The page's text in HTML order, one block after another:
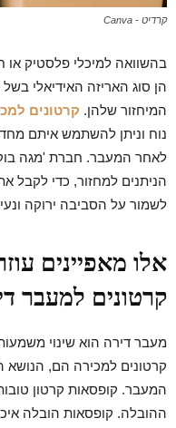
קרדיט - Canva
בהשוואה למיכלי פלסטיק או
הן סוג האריזה האידיאלי
המיחזור שלהן. קרטונים
נוח וניתן להשתמש איתם
לאחר המעבר. חברת 'מגה
הניתנים למחזור, כדי
לשמור על הסביבה ירוקה
אלו מאפיינים
קרטונים למעבר
מעבר דירה הוא שינוי
קרטונים למכירה הם, הנושא
המעבר. קופסאות קרטון
ההובלה. קופסאות הובלה